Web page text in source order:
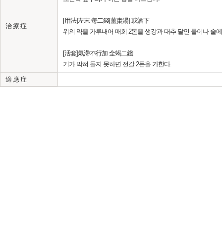
治 療 症
[用法]左末 每二錢[薑棗湯] 或酒下
위의 약을 가루내어 매회 2돈을 생강과 대추 달인 물이나 술
[活套]氣滯不行加 全蝎二錢
기가 막혀 돌지 못하면 전갈 2돈을 가한다.
適 應 症